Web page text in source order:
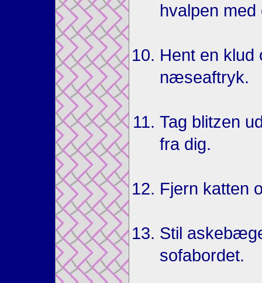
hvalpen med
Hent en klud
næseaftryk.
Tag blitzen
fra dig.
Fjern katten
Stil
sofabordet.